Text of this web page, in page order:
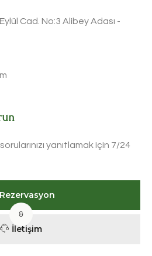
Cad. No:3 Alibey Adası -
yanıtlamak için 7/24
Rezervasyon
&
İletişim